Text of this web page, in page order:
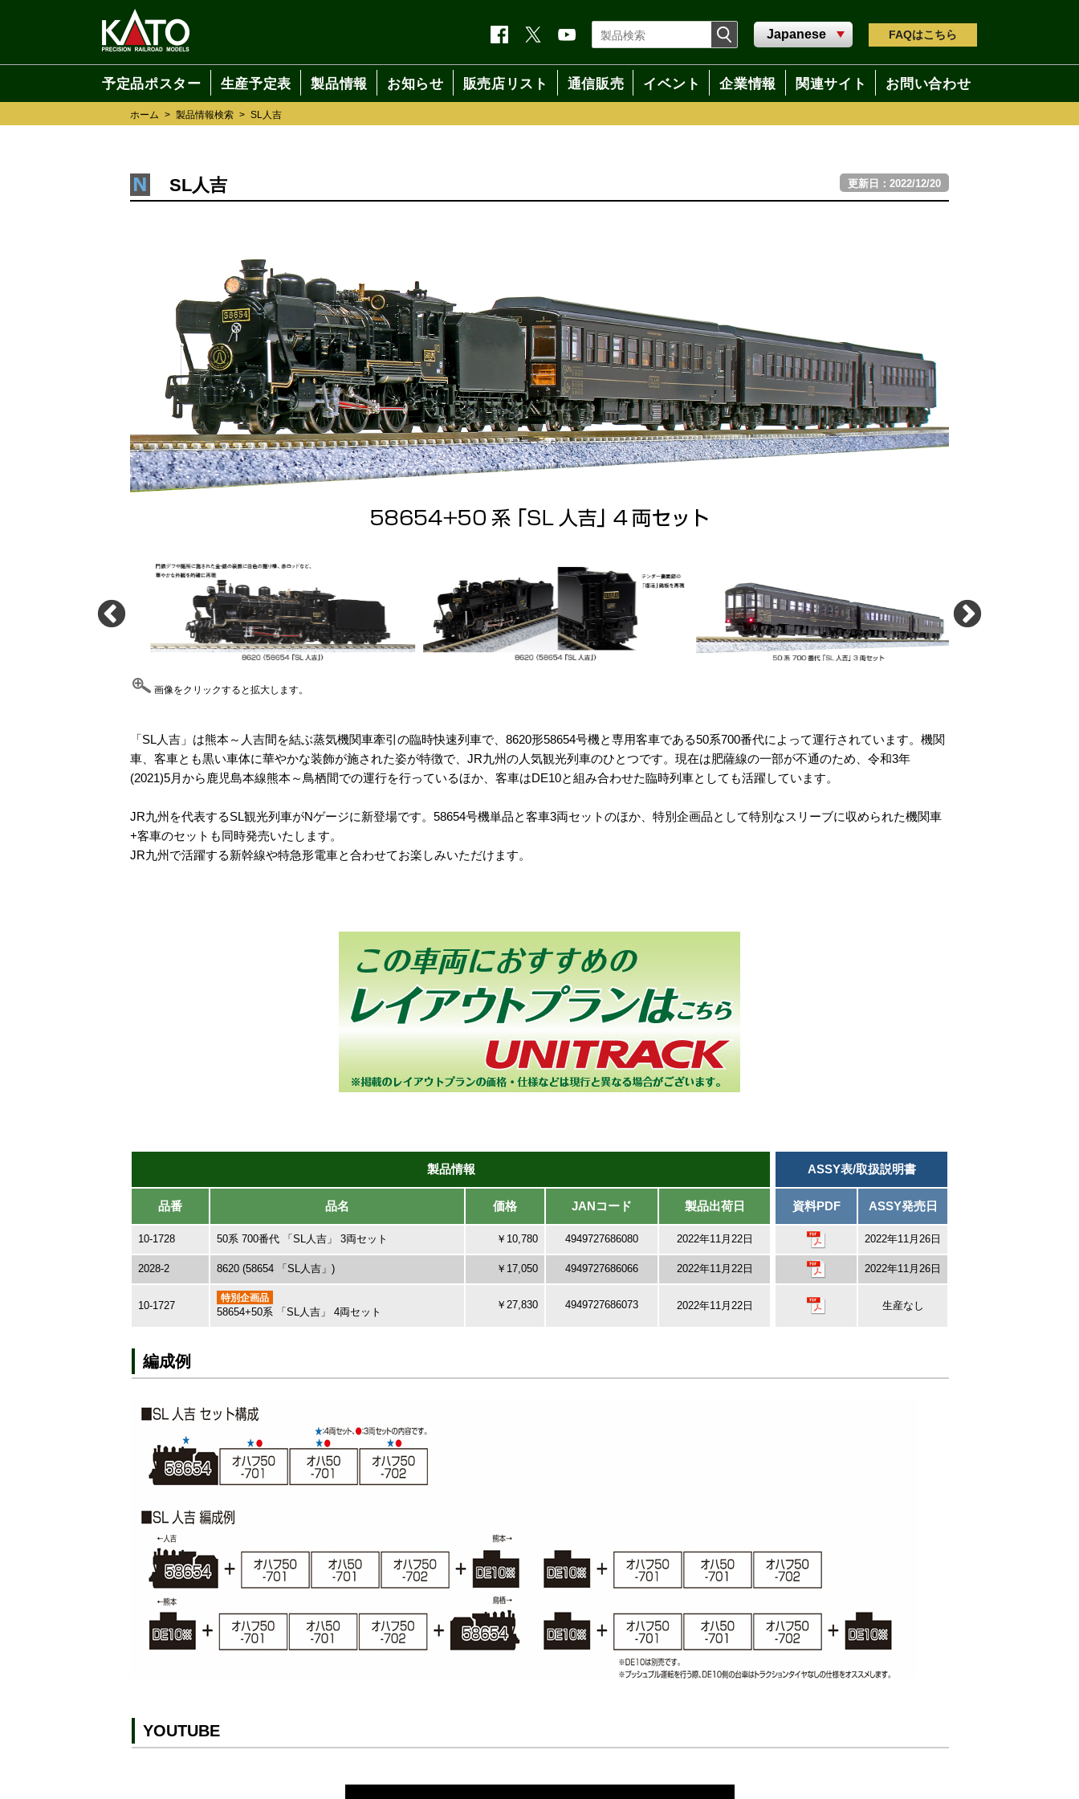
FAQはこちら
予定品ポスター 生産予定表 製品情報 お知らせ 販売店リスト 通信販売 イベント 企業情報 関連サイト お問い合わせ
ホーム > 製品情報検索 > SL人吉
SL人吉 更新日：2022/12/20
画像をクリックすると拡大します。
「SL人吉」は熊本～人吉間を結ぶ蒸気機関車牽引の臨時快速列車で、8620形58654号機と専用客車である50系700番代によって運行されています。機関
車、客車とも黒い車体に華やかな装飾が施された姿が特徴で、JR九州の人気観光列車のひとつです。現在は肥薩線の一部が不通のため、令和3年
(2021)5月から鹿児島本線熊本～鳥栖間での運行を行っているほか、客車はDE10と組み合わせた臨時列車としても活躍しています。
JR九州を代表するSL観光列車がNゲージに新登場です。58654号機単品と客車3両セットのほか、特別企画品として特別なスリーブに収められた機関車
+客車のセットも同時発売いたします。
JR九州で活躍する新幹線や特急形電車と合わせてお楽しみいただけます。
製品情報 ASSY表/取扱説明書
品番 品名 価格 JANコード 製品出荷日 資料PDF ASSY発売日
10-1728 50系 700番代 「SL人吉」 3両セット ￥10,780 4949727686080 2022年11月22日 2022年11月26日
2028-2 8620 (58654 「SL人吉」) ￥17,050 4949727686066 2022年11月22日 2022年11月26日
10-1727
特別企画品
58654+50系 「SL人吉」 4両セット
￥27,830 4949727686073 2022年11月22日 生産なし
編成例
YOUTUBE